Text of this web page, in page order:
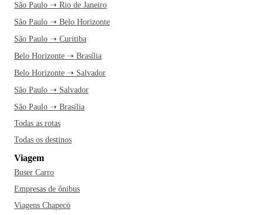
São Paulo ➝ Rio de Janeiro
São Paulo ➝ Belo Horizonte
São Paulo ➝ Curitiba
Belo Horizonte ➝ Brasília
Belo Horizonte ➝ Salvador
São Paulo ➝ Salvador
São Paulo ➝ Brasília
Todas as rotas
Todas os destinos
Viagem
Buser Carro
Empresas de ônibus
Viagens Chapecó